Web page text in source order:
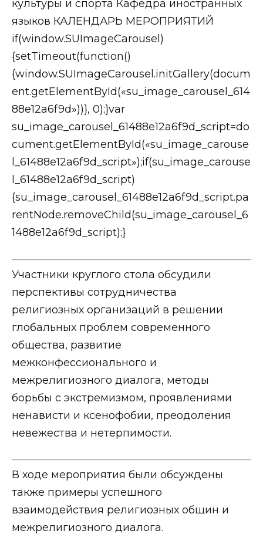
if(window.SUImageCarousel)
{setTimeout(function()
{window.SUImageCarousel.initGallery(docum
ent.getElementById(«su_image_carousel_614
88e12a6f9d»))}, 0);}var
su_image_carousel_61488e12a6f9d_script=do
cument.getElementById(«su_image_carouse
l_61488e12a6f9d_script»);if(su_image_carouse
l_61488e12a6f9d_script)
{su_image_carousel_61488e12a6f9d_script.pa
rentNode.removeChild(su_image_carousel_6
1488e12a6f9d_script);}
Участники круглого стола обсудили
перспективы сотрудничества
религиозных организаций в решении
глобальных проблем современного
общества, развитие
межконфессионального и
межрелигиозного диалога, методы
борьбы с экстремизмом, проявлениями
ненависти и ксенофобии, преодоления
невежества и нетерпимости.
В ходе мероприятия были обсуждены
также примеры успешного
взаимодействия религиозных общин и
межрелигиозного диалога.